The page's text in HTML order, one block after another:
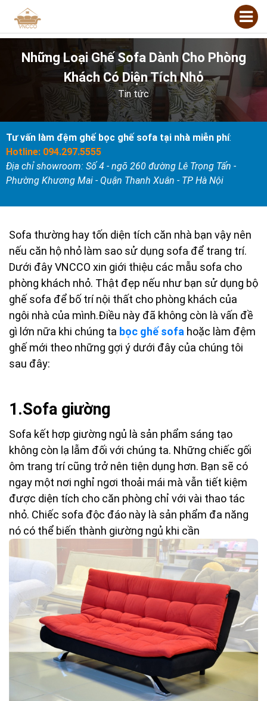
Những Loại Ghế Sofa Dành Cho Phòng
Khách Có Diện Tích Nhỏ
Tin tức
Tư vấn làm đệm ghế bọc ghế sofa tại nhà miễn phí:
Hotline: 094.297.5555
Địa chỉ showroom: Số 4 - ngõ 260 đường Lê Trọng Tấn -
Phường Khương Mai - Quận Thanh Xuân - TP Hà Nội
Sofa thường hay tốn diện tích căn nhà bạn vậy nên
nếu căn hộ nhỏ làm sao sử dụng sofa để trang trí.
Dưới đây VNCCO xin giới thiệu các mẫu sofa cho
phòng khách nhỏ. Thật đẹp nếu như bạn sử dụng bộ
ghế sofa để bố trí nội thất cho phòng khách của
ngôi nhà của mình.Điều này đã không còn là vấn đề
gì lớn nữa khi chúng ta bọc ghế sofa hoặc làm đệm
ghế mới theo những gợi ý dưới đây của chúng tôi
sau đây:
1.Sofa giường
Sofa kết hợp giường ngủ là sản phẩm sáng tạo
không còn lạ lẫm đối với chúng ta. Những chiếc gối
ôm trang trí cũng trở nên tiện dụng hơn. Bạn sẽ có
ngay một nơi nghỉ ngơi thoải mái mà vẫn tiết kiệm
được diện tích cho căn phòng chỉ với vài thao tác
nhỏ. Chiếc sofa độc đáo này là sản phẩm đa năng
nó có thể biến thành giường ngủ khi cần